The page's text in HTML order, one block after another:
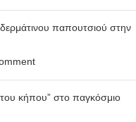
παπουτσιού στην
κήπου” στο παγκόσμιο